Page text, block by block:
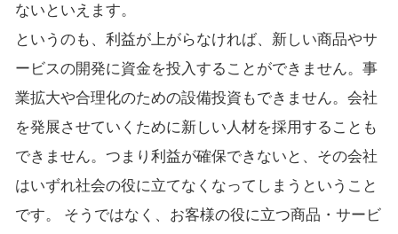
ないといえます。
というのも、利益が上がらなければ、新しい商品やサ
ービスの開発に資金を投入することができません。事
業拡大や合理化のための設備投資もできません。会社
を発展させていくために新しい人材を採用することも
できません。つまり利益が確保できないと、その会社
はいずれ社会の役に立てなくなってしまうということ
です。 そうではなく、お客様の役に立つ商品・サービ